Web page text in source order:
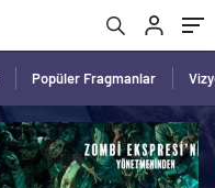
Popüler Fragmanlar